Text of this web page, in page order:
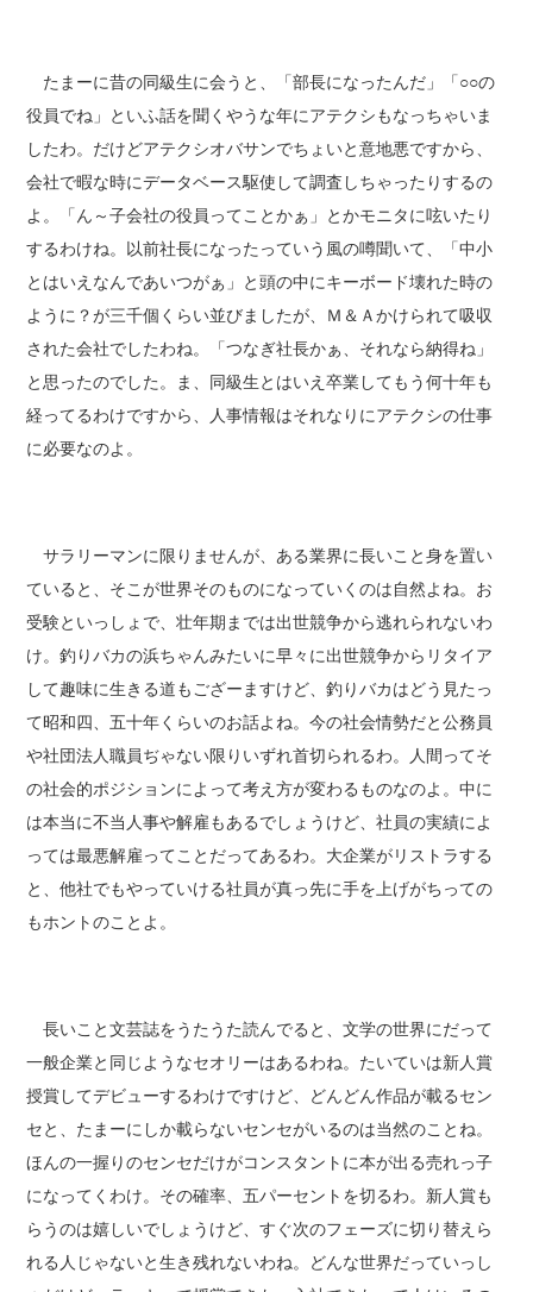
たまーに昔の同級生に会うと、「部長になったんだ」「○○の
役員でね」といふ話を聞くやうな年にアテクシもなっちゃいま
したわ。だけどアテクシオバサンでちょいと意地悪ですから、
会社で暇な時にデータベース駆使して調査しちゃったりするの
よ。「ん～子会社の役員ってことかぁ」とかモニタに呟いたり
するわけね。以前社長になったっていう風の噂聞いて、「中小
とはいえなんであいつがぁ」と頭の中にキーボード壊れた時の
ように？が三千個くらい並びましたが、Ｍ＆Ａかけられて吸収
された会社でしたわね。「つなぎ社長かぁ、それなら納得ね」
と思ったのでした。ま、同級生とはいえ卒業してもう何十年も
経ってるわけですから、人事情報はそれなりにアテクシの仕事
に必要なのよ。
サラリーマンに限りませんが、ある業界に長いこと身を置い
ていると、そこが世界そのものになっていくのは自然よね。お
受験といっしょで、壮年期までは出世競争から逃れられないわ
け。釣りバカの浜ちゃんみたいに早々に出世競争からリタイア
して趣味に生きる道もござーますけど、釣りバカはどう見たっ
て昭和四、五十年くらいのお話よね。今の社会情勢だと公務員
や社団法人職員ぢゃない限りいずれ首切られるわ。人間ってそ
の社会的ポジションによって考え方が変わるものなのよ。中に
は本当に不当人事や解雇もあるでしょうけど、社員の実績によ
っては最悪解雇ってことだってあるわ。大企業がリストラする
と、他社でもやっていける社員が真っ先に手を上げがちっての
もホントのことよ。
長いこと文芸誌をうたうた読んでると、文学の世界にだって
一般企業と同じようなセオリーはあるわね。たいていは新人賞
授賞してデビューするわけですけど、どんどん作品が載るセン
セと、たまーにしか載らないセンセがいるのは当然のことね。
ほんの一握りのセンセだけがコンスタントに本が出る売れっ子
になってくわけ。その確率、五パーセントを切るわ。新人賞も
らうのは嬉しいでしょうけど、すぐ次のフェーズに切り替えら
れる人じゃないと生き残れないわね。どんな世界だっていっし